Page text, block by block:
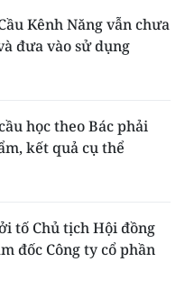
Kênh Năng vẫn chưa
đưa vào sử dụng
học theo Bác phải
kết quả cụ thể
tố Chủ tịch Hội đồng
đốc Công ty cổ phần